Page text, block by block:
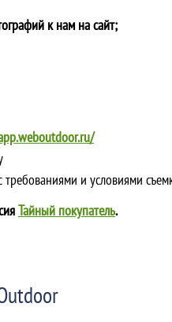
к нам на сайт;
требованиями и условиями
Тайный покупатель.